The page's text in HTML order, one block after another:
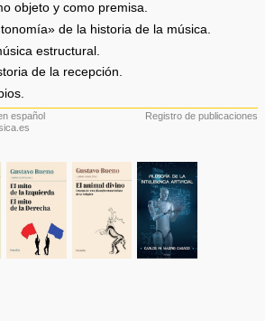
objeto y como premisa.
de la historia de la música.
estructural.
de la recepción.
español
Registro de publicaciones